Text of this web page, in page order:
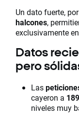
Un dato fuerte,
halcones,
exclusivamente
Datos
pero
Las
cayeron a
niveles muy